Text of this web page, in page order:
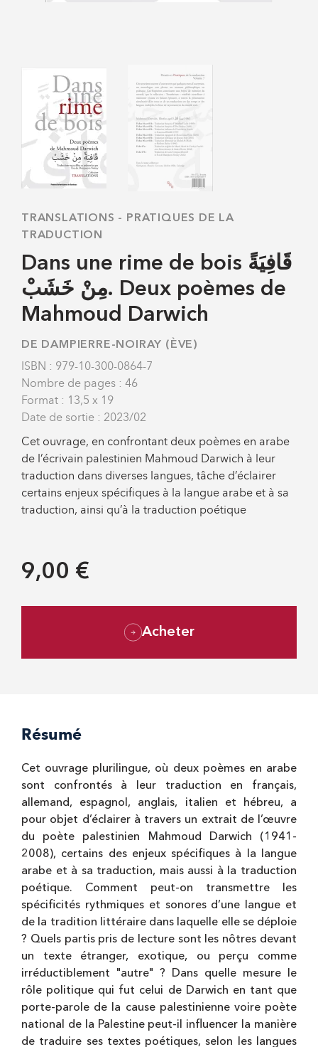
TRANSLATIONS -
PRATIQUES DE LA
TRADUCTION
Dans une rime de bois قَافِيَةً
مِنْ خَشَبْ. Deux poèmes de
Mahmoud Darwich
DE DAMPIERRE-NOIRAY (ÈVE)
ISBN : 979-10-300-0864-7
Nombre de pages : 46
Format : 13,5 x 19
Date de sortie : 2023/02
Cet ouvrage, en confrontant deux poèmes en arabe
de l’écrivain palestinien Mahmoud Darwich à leur
traduction dans diverses langues, tâche d’éclairer
certains enjeux spécifiques à la langue arabe et à sa
traduction, ainsi qu’à la traduction poétique
9,00 €
Acheter
Résumé
Cet ouvrage plurilingue, où deux poèmes en arabe
sont confrontés à leur traduction en français,
allemand, espagnol, anglais, italien et hébreu, a
pour objet d’éclairer à travers un extrait de l’œuvre
du poète palestinien Mahmoud Darwich (1941-
2008), certains des enjeux spécifiques à la langue
arabe et à sa traduction, mais aussi à la traduction
poétique. Comment peut-on transmettre les
spécificités rythmiques et sonores d’une langue et
de la tradition littéraire dans laquelle elle se déploie
? Quels partis pris de lecture sont les nôtres devant
un texte étranger, exotique, ou perçu comme
irréductiblement "autre" ? Dans quelle mesure le
rôle politique qui fut celui de Darwich en tant que
porte-parole de la cause palestinienne voire poète
national de la Palestine peut-il influencer la manière
de traduire ses textes poétiques, selon les langues